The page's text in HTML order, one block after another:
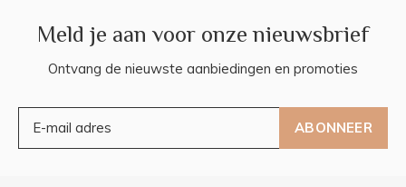
Meld je aan voor onze nieuwsbrief
Ontvang de nieuwste aanbiedingen en promoties
ABONNEER